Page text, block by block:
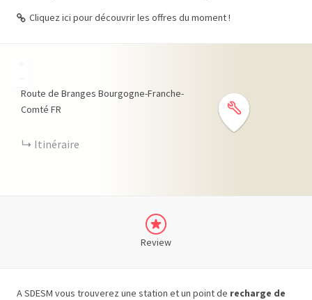
Cliquez ici pour découvrir les offres du moment !
Route de Branges Bourgogne-Franche-
Comté FR
Itinéraire
Review
A SDESM vous trouverez une station et un point de recharge de